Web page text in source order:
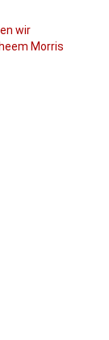
wir
Morris